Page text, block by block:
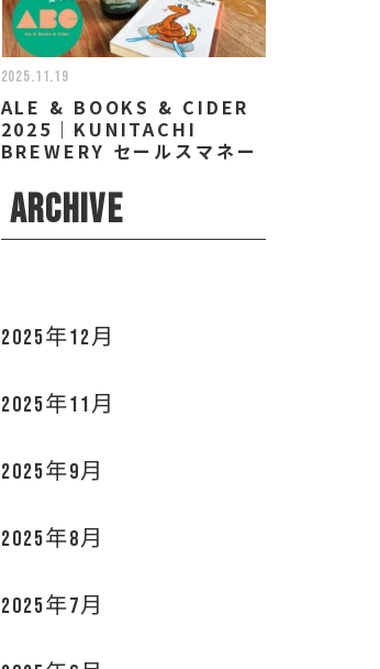
2025.11.19
ALE & BOOKS & CIDER
2025｜KUNITACHI
BREWERY セールスマネー
なお
ARCHIVE
2025年12月
2025年11月
2025年9月
2025年8月
2025年7月